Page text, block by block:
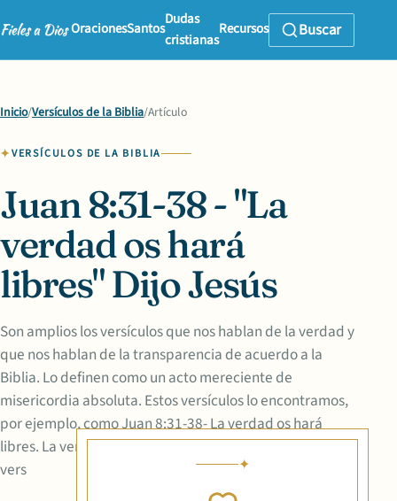
OracionesSantos
Dudas
cristianas
Recursos Buscar
Inicio/Versículos de la Biblia/Artículo
VERSÍCULOS DE LA BIBLIA
Juan 8:31-38 - "La
verdad os hará
libres" Dijo Jesús
Son amplios los versículos que nos hablan de la verdad y
que nos hablan de la transparencia de acuerdo a la
Biblia. Lo definen como un acto mereciente de
misericordia absoluta. Estos versículos lo encontramos,
por ejemplo, como Juan 8:31-38- La verdad os hará
libres. La verdad te hará libre , es lo que denota este
vers